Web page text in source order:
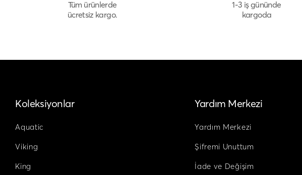
Tüm ürünlerde
ücretsiz kargo.
1-3 iş gününde
kargoda
Koleksiyonlar
Aquatic
Viking
King
Yardım Merkezi
Yardım Merkezi
Şifremi Unuttum
İade ve Değişim